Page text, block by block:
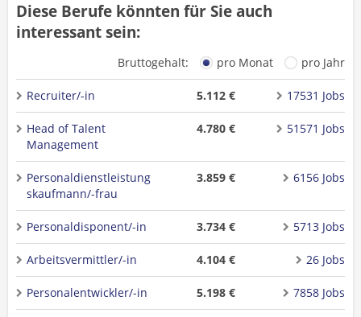
Diese Berufe könnten für Sie auch
interessant sein:
Bruttogehalt: pro Monat pro Jahr
Recruiter/-in 5.112 € 17531 Jobs
Head of Talent
Management
4.780 € 51571 Jobs
Personaldienstleistung
skaufmann/-frau
3.859 € 6156 Jobs
Personaldisponent/-in 3.734 € 5713 Jobs
Arbeitsvermittler/-in 4.104 € 26 Jobs
Personalentwickler/-in 5.198 € 7858 Jobs